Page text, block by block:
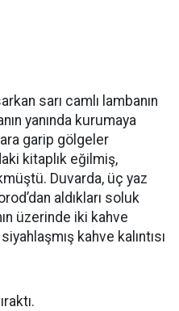
sarı camlı lambanın
yanında kurumaya
garip gölgeler
kitaplık eğilmiş,
Duvarda, üç yaz
aldıkları soluk
üzerinde iki kahve
kahve kalıntısı